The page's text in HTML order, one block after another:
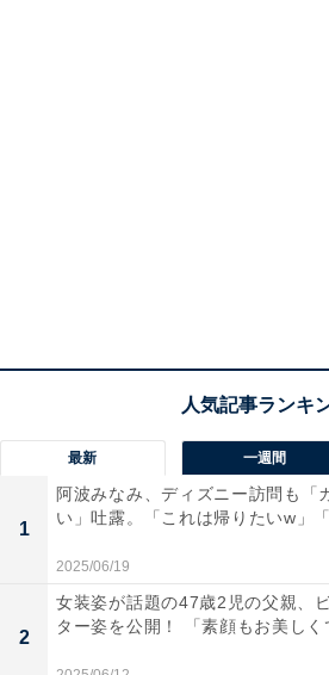
最新 一週間
1
阿波みなみ、ディズニー訪問も「
い」吐露。「これは帰りたいw」
2025/06/19
2
女装姿が話題の47歳2児の父親、
ター姿を公開！ 「素顔もお美しく